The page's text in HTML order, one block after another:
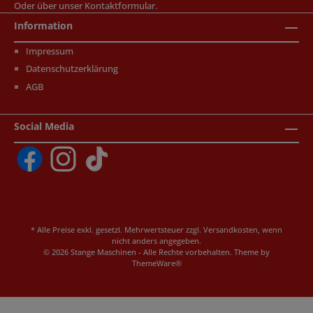
Oder über unser Kontaktformular.
Information
Impressum
Datenschutzerklärung
AGB
Social Media
* Alle Preise exkl. gesetzl. Mehrwertsteuer zzgl. Versandkosten, wenn
nicht anders angegeben.
© 2026 Stange Maschinen - Alle Rechte vorbehalten. Theme by
ThemeWare®